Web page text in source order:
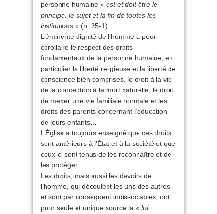
personne humaine « est et doit être le
principe, le sujet et la fin de toutes les
institutions » (n. 25-1).
L’éminente dignité de l’homme a pour
corollaire le respect des droits
fondamentaux de la personne humaine, en
particulier la liberté religieuse et la liberté de
conscience bien comprises, le droit à la vie
de la conception à la mort naturelle, le droit
de mener une vie familiale normale et les
droits des parents concernant l’éducation
de leurs enfants…
L’Église a toujours enseigné que ces droits
sont antérieurs à l’État et à la société et que
ceux-ci sont tenus de les reconnaître et de
les protéger.
Les droits, mais aussi les devoirs de
l’homme, qui découlent les uns des autres
et sont par conséquent indissociables, ont
pour seule et unique source la « loi